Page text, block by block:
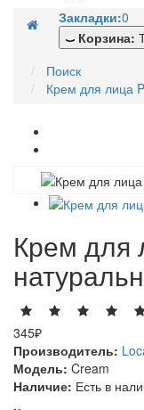
Закладки:0
Корзина:
Поиск
Крем для лица
Крем для
345₽
Производитель:
Модель: Cream
Наличие: Есть в